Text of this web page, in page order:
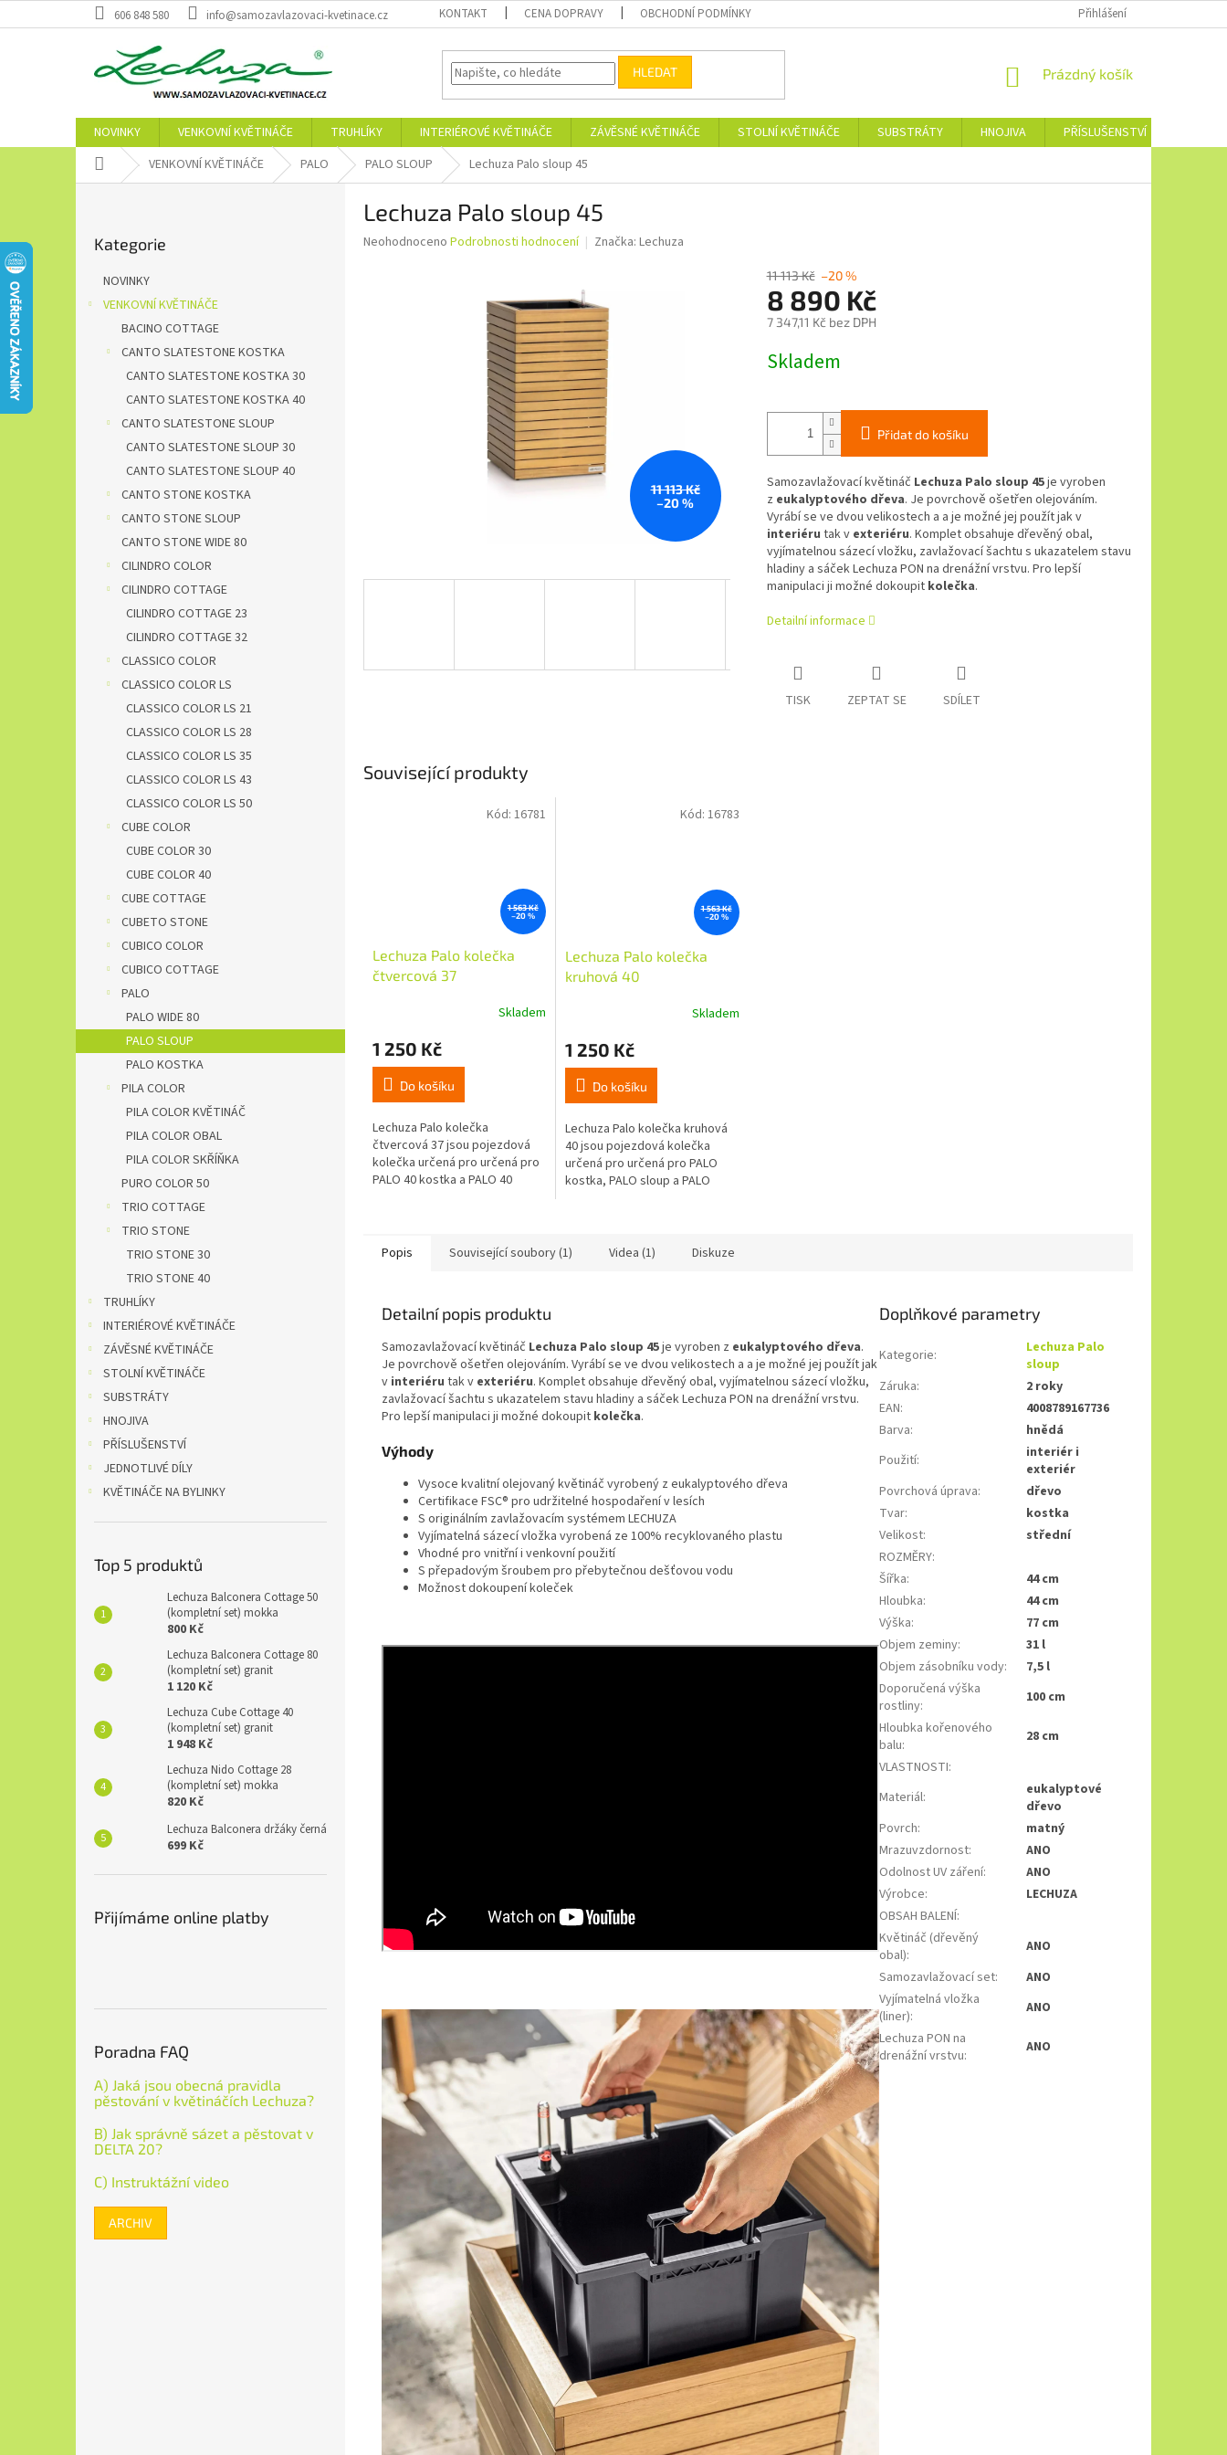
na
606 848 580 info@samozavlazovaci-kvetinace.cz KONTAKT CENA DOPRAVY OBCHODNÍ PODMÍNKY Přihlášení
HLEDAT
NÁKUPNÍ
Prázdný košík
NOVINKY VENKOVNÍ KVĚTINÁČE TRUHLÍKY INTERIÉROVÉ KVĚTINÁČE ZÁVĚSNÉ KVĚTINÁČE STOLNÍ KVĚTINÁČE SUBSTRÁTY HNOJIVA PŘÍSLUŠENSTVÍ
Domů VENKOVNÍ KVĚTINÁČE PALO PALO SLOUP Lechuza Palo sloup 45
kategorie
Kategorie
NOVINKY
VENKOVNÍ KVĚTINÁČE
BACINO COTTAGE
CANTO SLATESTONE KOSTKA
CANTO SLATESTONE KOSTKA 30
CANTO SLATESTONE KOSTKA 40
CANTO SLATESTONE SLOUP
CANTO SLATESTONE SLOUP 30
CANTO SLATESTONE SLOUP 40
CANTO STONE KOSTKA
CANTO STONE SLOUP
CANTO STONE WIDE 80
CILINDRO COLOR
CILINDRO COTTAGE
CILINDRO COTTAGE 23
CILINDRO COTTAGE 32
CLASSICO COLOR
CLASSICO COLOR LS
CLASSICO COLOR LS 21
CLASSICO COLOR LS 28
CLASSICO COLOR LS 35
CLASSICO COLOR LS 43
CLASSICO COLOR LS 50
CUBE COLOR
CUBE COLOR 30
CUBE COLOR 40
CUBE COTTAGE
CUBETO STONE
CUBICO COLOR
CUBICO COTTAGE
PALO
PALO WIDE 80
PALO SLOUP
PALO KOSTKA
PILA COLOR
PILA COLOR KVĚTINÁČ
PILA COLOR OBAL
PILA COLOR SKŘÍŇKA
PURO COLOR 50
TRIO COTTAGE
TRIO STONE
TRIO STONE 30
TRIO STONE 40
TRUHLÍKY
INTERIÉROVÉ KVĚTINÁČE
ZÁVĚSNÉ KVĚTINÁČE
STOLNÍ KVĚTINÁČE
SUBSTRÁTY
HNOJIVA
PŘÍSLUŠENSTVÍ
JEDNOTLIVÉ DÍLY
KVĚTINÁČE NA BYLINKY
Top 5 produktů
Lechuza Balconera Cottage 50
(kompletní set) mokka
800 Kč
Lechuza Balconera Cottage 80
(kompletní set) granit
1 120 Kč
Lechuza Cube Cottage 40
(kompletní set) granit
1 948 Kč
Lechuza Nido Cottage 28
(kompletní set) mokka
820 Kč
Lechuza Balconera držáky černá
699 Kč
Přijímáme online platby
Poradna FAQ
A) Jaká jsou obecná pravidla
pěstování v květináčích Lechuza?
B) Jak správně sázet a pěstovat v
DELTA 20?
C) Instruktážní video
ARCHIV
Lechuza Palo sloup 45
Průměrné
Neohodnoceno Podrobnosti hodnocení Značka: Lechuza
11 113 Kč
–20 %
11 113 Kč –20 %
8 890 Kč
7 347,11 Kč bez DPH
cena:
Skladem
Přidat do košíku
Samozavlažovací květináč Lechuza Palo sloup 45je vyroben
z eukalyptového dřeva. Je povrchově ošetřen olejováním.
Vyrábí se ve dvou velikostech a a je možné jej použít jak v
interiéru tak v exteriéru. Komplet obsahuje dřevěný obal,
vyjímatelnou sázecí vložku, zavlažovací šachtu s ukazatelem stavu
hladiny a sáček Lechuza PON na drenážní vrstvu. Pro lepší
manipulaci ji možné dokoupit kolečka.
Detailní informace
TISK ZEPTAT SE SDÍLET
Související produkty
1 563 Kč
–20 %
Lechuza Palo kolečka
čtvercová 37
Skladem
1 250 Kč
Do košíku
Lechuza Palo kolečka
čtvercová 37 jsou pojezdová
kolečka určená pro určená pro
PALO 40 kostka a PALO 40
Kód: 16781
1 563 Kč
–20 %
Lechuza Palo kolečka
kruhová 40
Skladem
1 250 Kč
Do košíku
Lechuza Palo kolečka kruhová
40 jsou pojezdová kolečka
určená pro určená pro PALO
kostka, PALO sloup a PALO
Kód: 16783
Popis Související soubory (1) Videa (1) Diskuze
Detailní popis produktu
Samozavlažovací květináč Lechuza Palo sloup 45je vyroben z eukalyptového dřeva.
Je povrchově ošetřen olejováním. Vyrábí se ve dvou velikostech a a je možné jej použít jak
v interiéru tak v exteriéru. Komplet obsahuje dřevěný obal, vyjímatelnou sázecí vložku,
zavlažovací šachtu s ukazatelem stavu hladiny a sáček Lechuza PON na drenážní vrstvu.
Pro lepší manipulaci ji možné dokoupit kolečka.
Výhody
Vysoce kvalitní olejovaný květináč vyrobený z eukalyptového dřeva
Certifikace FSC® pro udržitelné hospodaření v lesích
S originálním zavlažovacím systémem LECHUZA
Vyjímatelná sázecí vložka vyrobená ze 100% recyklovaného plastu
Vhodné pro vnitřní i venkovní použití
S přepadovým šroubem pro přebytečnou dešťovou vodu
Možnost dokoupení koleček
Doplňkové parametry
Kategorie:
Lechuza Palo
sloup
Záruka:
2 roky
EAN:
4008789167736
Barva:
hnědá
Použití:
interiér i
exteriér
Povrchová úprava:
dřevo
Tvar:
kostka
Velikost:
střední
ROZMĚRY:
Šířka:
44 cm
Hloubka:
44 cm
Výška:
77 cm
Objem zeminy:
31 l
Objem zásobníku vody:
7,5 l
Doporučená výška
rostliny:
100 cm
Hloubka kořenového
balu:
28 cm
VLASTNOSTI:
Materiál:
eukalyptové
dřevo
Povrch:
matný
Mrazuvzdornost:
ANO
Odolnost UV záření:
ANO
Výrobce:
LECHUZA
OBSAH BALENÍ:
Květináč (dřevěný
obal):
ANO
Samozavlažovací set:
ANO
Vyjímatelná vložka
(liner):
ANO
Lechuza PON na
drenážní vrstvu: ANO